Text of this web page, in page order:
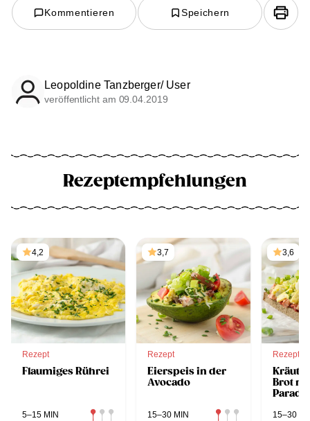
Kommentieren Speichern
Leopoldine Tanzberger/ User
veröffentlicht am 09.04.2019
Rezeptempfehlungen
4,2
Rezept
Flaumiges Rührei
5–15 MIN
3,7
Rezept
Eierspeis in der
Avocado
15–30 MIN
3,6
Rezept
Brot
15–30